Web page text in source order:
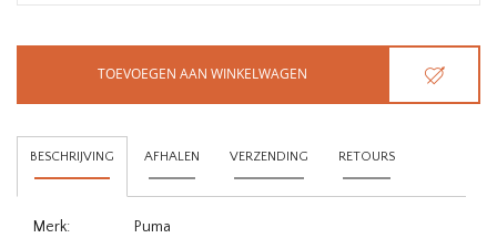
TOEVOEGEN AAN WINKELWAGEN
BESCHRIJVING AFHALEN VERZENDING RETOURS
Merk:
Puma